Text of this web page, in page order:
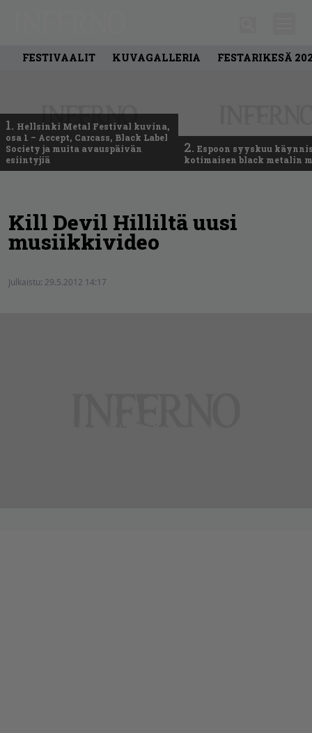
FESTIVAALIT KUVAGALLERIA FESTARIKESÄ
1. Hellsinki Metal Festival kuvina,
osa 1 – Accept, Carcass, Black Label
Society ja muita avauspäivän
esiintyjiä
2. Espoon syyskuu
kotimaisen black metalin
Kill Devil Hilliltä uusi
musiikkivideo
Julkaistu: 29.5.2012 14:17